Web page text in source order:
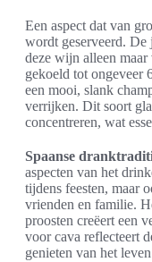
Een aspect dat van
wordt geserveerd. De
deze wijn alleen
gekoeld tot ongeveer
een mooi, slank
verrijken. Dit soort
concentreren, wat
Spaanse
aspecten van het
tijdens feesten, maar
vrienden en familie.
proosten creëert een
voor cava reflecteert
genieten van het